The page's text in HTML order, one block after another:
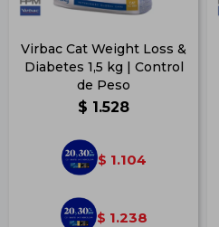
Virbac Cat Weight Loss &
Diabetes 1,5 kg | Control
de Peso
$ 1.528
$ 1.104
$ 1.238